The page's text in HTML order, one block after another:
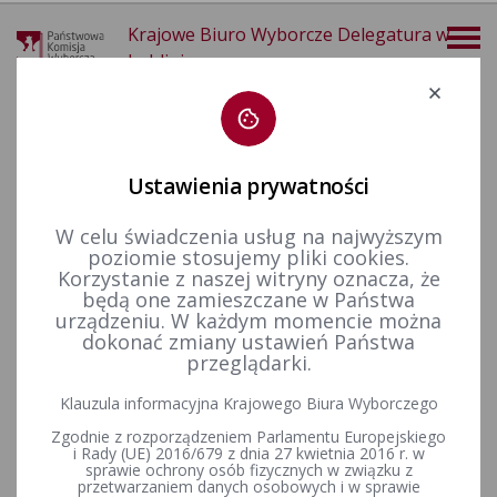
Krajowe Biuro Wyborcze Delegatura w
Lublinie
Wybory do Sejmu i do Senatu Wybory uzupełniające do Senatu RP
Kadencja 2007-2011
Wybory uzupełniające Senat 2011 - okręg nr 37
Uchwała Państwowej Komisji Wyborczej z dnia 15 grudnia
2010 r. w sprawie powołania Okręgowej Komisji Wyborczej w
Pile w celu przeprowadzenia wyborów uzupełniających do
Senatu Rzeczypospolitej Polskiej zarządzonych na dzień 6
Ustawienia prywatności
W celu świadczenia usług na najwyższym
poziomie stosujemy pliki cookies.
Korzystanie z naszej witryny oznacza, że
będą one zamieszczane w Państwa
urządzeniu. W każdym momencie można
dokonać zmiany ustawień Państwa
przeglądarki.
Klauzula informacyjna Krajowego Biura Wyborczego
Zgodnie z rozporządzeniem Parlamentu Europejskiego
i Rady (UE) 2016/679 z dnia 27 kwietnia 2016 r. w
sprawie ochrony osób fizycznych w związku z
przetwarzaniem danych osobowych i w sprawie